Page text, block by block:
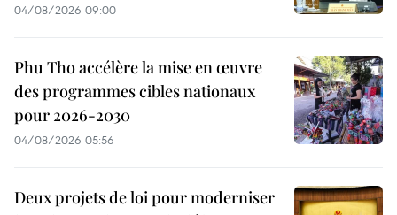
04/08/2026 09:00
Phu Tho accélère la mise en œuvre
des programmes cibles nationaux
pour 2026-2030
04/08/2026 05:56
Deux projets de loi pour moderniser